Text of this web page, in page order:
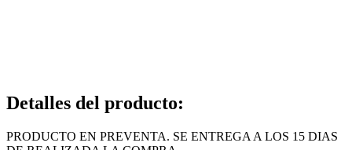
Detalles del producto:
PRODUCTO EN PREVENTA. SE ENTREGA A LOS 15 DIAS